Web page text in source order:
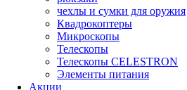
чехлы и сумки для оружия
Квадрокоптеры
Микроскопы
Телескопы
Телескопы CELESTRON
Элементы питания
Акции